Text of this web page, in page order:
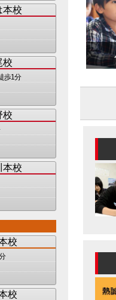
本校
校
歩1分
校
本校
校
校